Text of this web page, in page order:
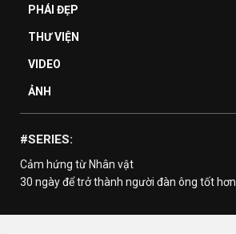
PHÁI ĐẸP
THƯ VIỆN
VIDEO
ẢNH
#SERIES:
Cảm hứng từ Nhân vật
30 ngày để trở thành người đàn ông tốt hơn